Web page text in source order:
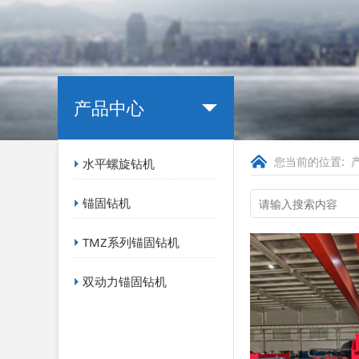
产品中心
水平螺旋钻机
锚固钻机
TMZ系列锚固钻机
双动力锚固钻机
您当前的位置: